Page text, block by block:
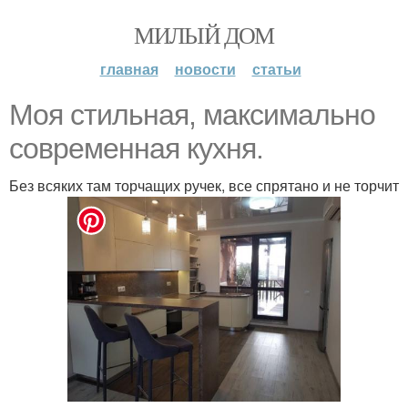
МИЛЫЙ ДОМ
главная новости статьи
Моя стильная, максимально
современная кухня.
Без всяких там торчащих ручек, все спрятано и не торчит